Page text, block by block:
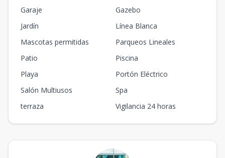
Garaje
Gazebo
Jardín
Línea Blanca
Mascotas permitidas
Parqueos Lineales
Patio
Piscina
Playa
Portón Eléctrico
Salón Multiusos
Spa
terraza
Vigilancia 24 horas